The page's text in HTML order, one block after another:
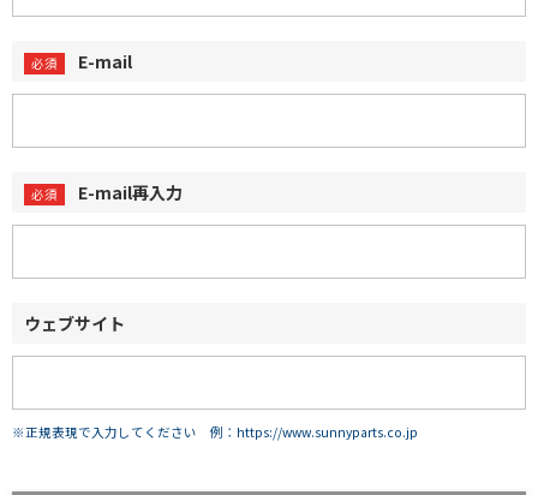
E-mail
E-mail再入力
ウェブサイト
※正規表現で入力してください 例：https://www.sunnyparts.co.jp